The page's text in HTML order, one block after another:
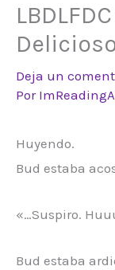
Deja un
Por
Huyendo.
Bud estaba
«…Suspiro.
Bud estaba